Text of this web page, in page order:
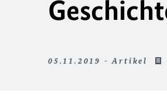
05.11.2019 - Artikel